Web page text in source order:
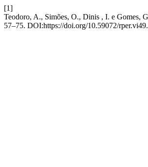
[1]
Teodoro, A., Simões, O., Dinis , I. e Gomes,
57–75. DOI:https://doi.org/10.59072/